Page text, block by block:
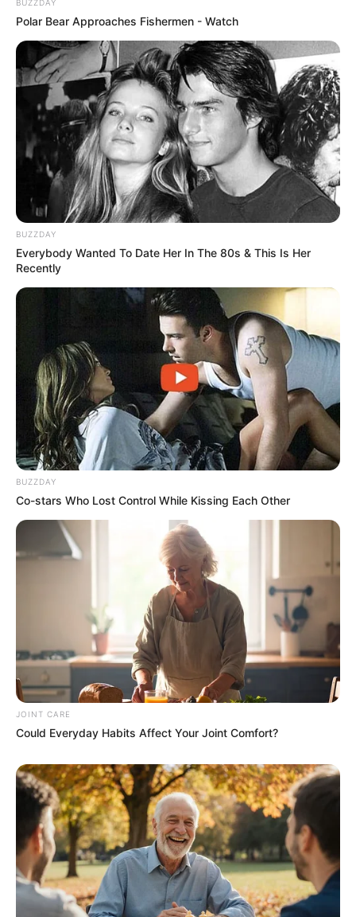
ดูดวง ดูดวงทายนิสัย ดูดวงแต่งสวย ทายนิสัย แต่งสวย
แต่งสวยอย่างไร
ABOUT THE AUTHOR
เนื้อหาที่ได้รับการโปรโมต
Why this ordinary drink is the secret to feeling
How Did They Get Gina Carano To Take It All
Back?
BRAINBERRIES
BUZZDAY
Polar Bear Approaches Fishermen - Watch
BUZZDAY
Everybody Wanted To Date Her In The 80s & This Is Her
Recently
BUZZDAY
Co-stars Who Lost Control While Kissing Each Other
JOINT CARE
Could Everyday Habits Affect Your Joint Comfort?